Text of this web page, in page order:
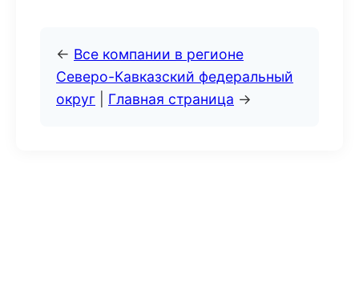
← Все компании в регионе
Северо-Кавказский федеральный
округ
Главная страница →